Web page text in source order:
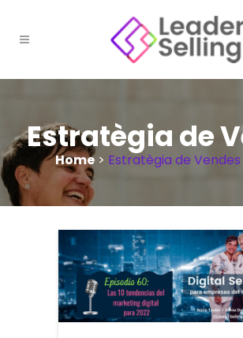
Estratègia de
Home> Estratègia de Vendes